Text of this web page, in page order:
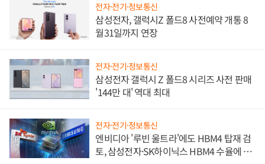
전자·전기·정보통신
삼성전자, 갤럭시Z 폴드8 사전예약 개통 8
월31일까지 연장
전자·전기·정보통신
삼성전자 갤럭시 Z 폴드8 시리즈 사전 판매
'144만 대' 역대 최대
전자·전기·정보통신
엔비디아 '루빈 울트라'에도 HBM4 탑재 검
토, 삼성전자·SK하이닉스 HBM4 수율에 주